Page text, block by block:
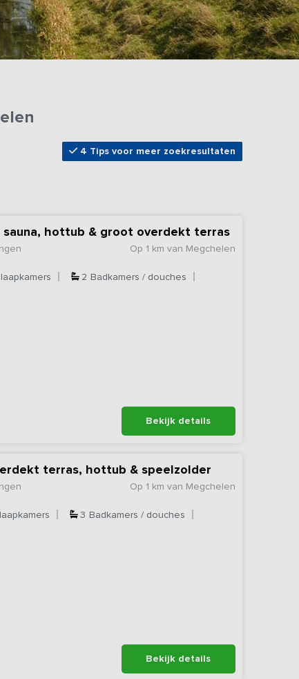
4 Tips voor meer zoekresultaten
sauna, hottub & groot overdekt terras
Op 1 km van Megchelen
2 Badkamers / douches
Bekijk details
terras, hottub & speelzolder
Op 1 km van Megchelen
3 Badkamers / douches
Bekijk details